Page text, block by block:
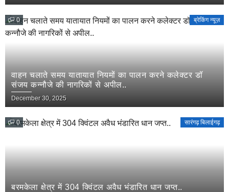
0 ब्रेकिंग न्यूज़
वाहन चलाते समय यातायात नियमों का पालन करने कलेक्टर डॉ
संजय कन्नौजे की नागरिकों से अपील..
December 30, 2025
0 सारंगढ़ बिलाईगढ़
बरमकेला क्षेत्र में 304 क्विंटल अवैध भंडारित धान जप्त..